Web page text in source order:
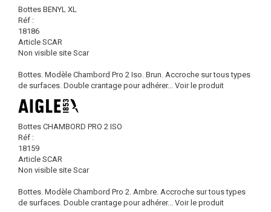
Bottes BENYL XL
Réf :
18186
Article SCAR
Non visible site Scar
Bottes. Modèle Chambord Pro 2 Iso. Brun. Accroche sur tous types
de surfaces. Double crantage pour adhérer... Voir le produit
Bottes CHAMBORD PRO 2 ISO
Réf :
18159
Article SCAR
Non visible site Scar
Bottes. Modèle Chambord Pro 2. Ambre. Accroche sur tous types
de surfaces. Double crantage pour adhérer... Voir le produit